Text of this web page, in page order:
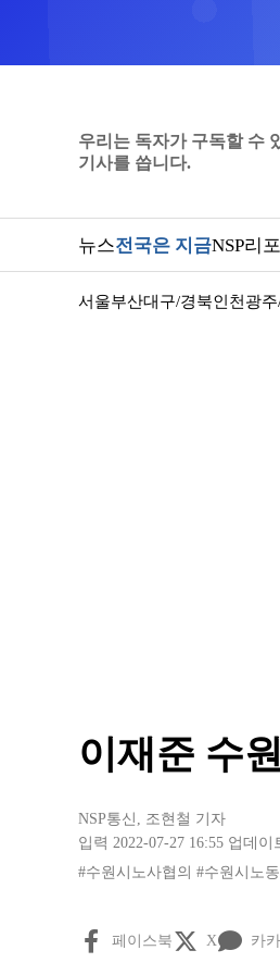
우리는 독자가 구독할 수
기사를 씁니다.
뉴스전국은 지금NSP리
서울부산대구/경북인천 광
이재준 수
NSP통신 , 조현철 기자
입력 2022-07-27 16:55 업데이
#수원시노사협의 #수원시노
페이스북 X 카